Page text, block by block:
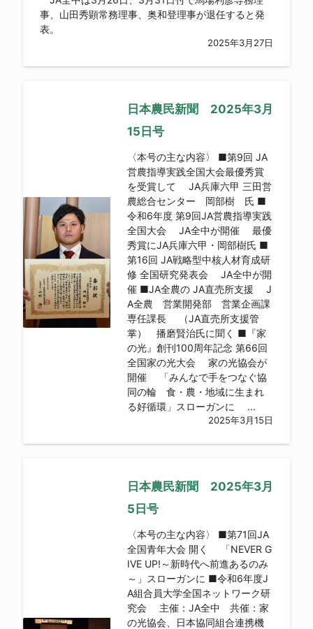
事、山田秀顕常務理事、奥和登理事が退任すると発
表。
2025年3月27日
日本農民新聞 2025年3月
15日号
〈本号の主な内容〉 ■第9回 JA
営農指導実践全国大会最優秀賞
を受賞して JA兵庫六甲 三田営
農総合センター 岡部樹 氏 ■
令和6年度 第9回JA営農指導実践
全国大会 JA全中が開催 最優
秀賞にJA兵庫六甲・岡部樹氏 ■
第16回 JA戦略型中核人材育成研
修 全国研究発表会 JA全中が開
催 ■JA全農の JA直売所支援 J
A全農 営業開発部 営業企画課
専任課長 （JA直売所支援管
掌） 播磨賢治氏に聞く ■『家
の光』創刊100周年記念 第66回
全国家の光大会 家の光協会が
開催 「みんなで手をつなぐ協
同の輪 食・農・地域に生まれ
る好循環」スローガンに ...
2025年3月15日
日本農民新聞 2025年3月
5日号
〈本号の主な内容〉 ■第71回JA
全国青年大会 開く 「NEVER G
IVE UP!～新時代へ前進あるのみ
～」スローガンに ■令和6年度J
A組合員大学全国ネットワーク研
究会 主催：JA全中 共催：家
の光協会、日本協同組合連携機